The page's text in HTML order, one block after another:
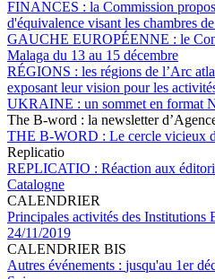
FINANCES : la Commission
d'équivalence visant les chambres
GAUCHE EUROPÉENNE : le
Malaga du 13 au 15 décembre
RÉGIONS : les régions de l’Arc
exposant leur vision pour les
UKRAINE : un sommet en format
The B-word : la newsletter
THE B-WORD : Le cercle vicieux
Replicatio
REPLICATIO : Réaction aux
Catalogne
CALENDRIER
Principales activités des Institutions
24/11/2019
CALENDRIER BIS
Autres événements : jusqu'au 1er